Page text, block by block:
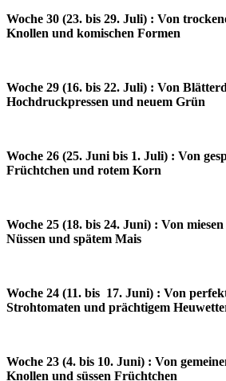
Woche 30 (23. bis 29. Juli) : Von
Knollen und komischen Formen
Woche 29 (16. bis 22. Juli) : Von
Hochdruckpressen und neuem Grün
Woche 26 (25. Juni bis 1. Juli) : Von
Früchtchen und rotem Korn
Woche 25 (18. bis 24. Juni) : Von
Nüssen und spätem Mais
Woche 24 (11. bis 17. Juni) : Von
Strohtomaten und prächtigem
Woche 23 (4. bis 10. Juni) : Von
Knollen und süssen Früchtchen